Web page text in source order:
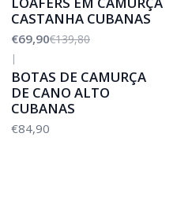
CASTANHA CUBANAS
€69,90€139,80
|
BOTAS DE CAMURÇA
DE CANO ALTO
CUBANAS
€84,90